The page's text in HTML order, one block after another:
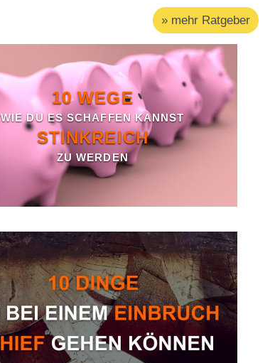
» mehr Ratgeber
10 WEGE
WIE DU ES SCHAFFEN KANNST
STINKREICH
ZU WERDEN